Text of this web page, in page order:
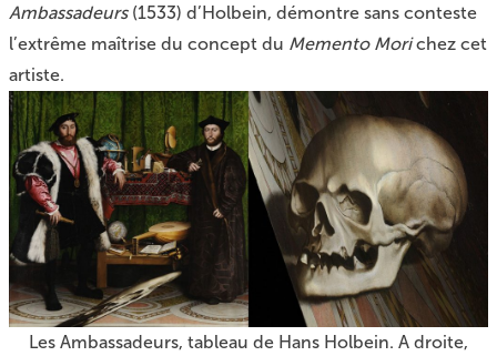
Ambassadeurs(1533) d’Holbein, démontre sans conteste
l’extrême maîtrise du concept du Memento Morichez cet
artiste.
Les Ambassadeurs, tableau de Hans Holbein. A droite,